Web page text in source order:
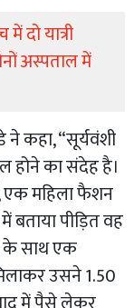
यात्री
अस्पताल में
ने कहा, “सूर्यवंशी
होने का संदेह है।
एक महिला फैशन
बताया पीड़ित वह
के साथ एक
उसने 1.50